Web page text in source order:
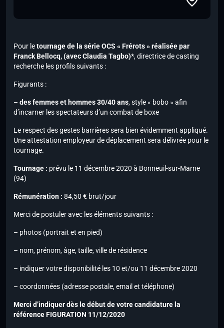
Pour letournage de la série OCS « Frérots » réalisée par
Franck Bellocq,(avec Claudia Tagbo)*, directrice de casting
recherche les profils suivants :
Figurants :
– des femmes et hommes 30/40 ans,style « bobo » afin
d’incarner les spectateurs d’un combat de boxe
Le respect des gestes barrières sera bien évidemment appliqué.
Une attestation employeur de déplacement sera délivrée pour le
tournage.
Tournage : prévu le 11 décembre 2020 à Bonneuil-sur-Marne
(94)
Rémunération : 84,50 € brut/jour
Merci de postuler avec les éléments suivants :
– photos (portrait et en pied)
– nom, prénom, âge, taille, ville de résidence
– indiquer votre disponibilité les 10 et/ou 11 décembre 2020
– coordonnées (adresse postale, email et téléphone)
Merci d’indiquer dès le début de votre candidature la
référence FIGURATION 11/12/2020